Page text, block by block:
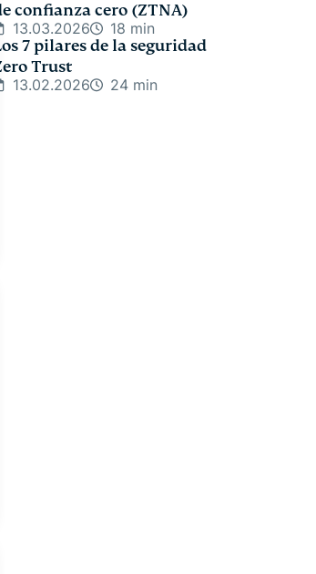
confianza cero (ZTNA)
13.03.2026 18 min
7 pilares de la seguridad
Trust
13.02.2026 24 min